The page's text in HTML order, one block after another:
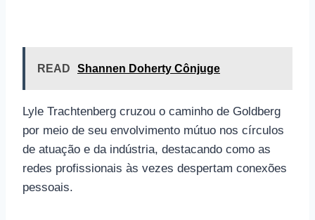
READ Shannen Doherty Cônjuge
Lyle Trachtenberg cruzou o caminho de Goldberg
por meio de seu envolvimento mútuo nos círculos
de atuação e da indústria, destacando como as
redes profissionais às vezes despertam conexões
pessoais.